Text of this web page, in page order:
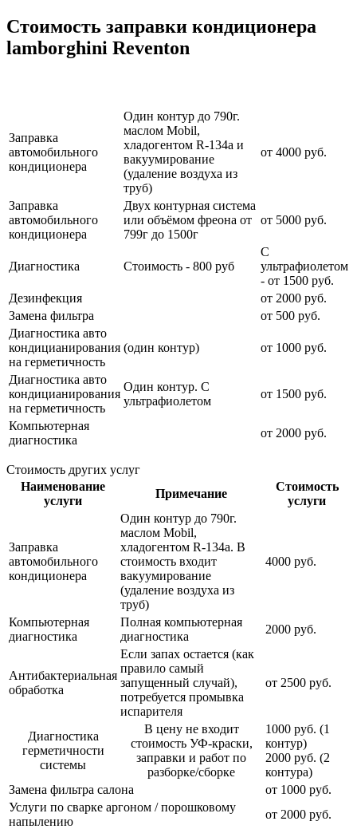
Стоимость заправки кондиционера
lamborghini Reventon
Заправка
автомобильного
кондиционера
Один контур до 790г.
маслом Mobil,
хладогентом R-134a и
вакуумирование
(удаление воздуха из
труб)
от 4000 руб.
Заправка
автомобильного
кондиционера
Двух контурная система
или объёмом фреона от
799г до 1500г
от 5000 руб.
Диагностика Стоимость - 800 руб
С
ультрафиолетом
- от 1500 руб.
Дезинфекция
от 2000 руб.
Замена фильтра
от 500 руб.
Диагностика авто
кондицианирования
на герметичность
(один контур) от 1000 руб.
Диагностика авто
кондицианирования
на герметичность
Один контур. С
ультрафиолетом
от 1500 руб.
Компьютерная
диагностика
от 2000 руб.
Стоимость других услуг
Наименование
услуги
Примечание
Стоимость
услуги
Заправка
автомобильного
кондиционера
Один контур до 790г.
маслом Mobil,
хладогентом R-134a. В
стоимость входит
вакуумирование
(удаление воздуха из
труб)
4000 руб.
Компьютерная
диагностика
Полная компьютерная
диагностика
2000 руб.
Антибактериальная
обработка
Если запах остается (как
правило самый
запущенный случай),
потребуется промывка
испарителя
от 2500 руб.
Диагностика
герметичности
системы
В цену не входит
стоимость УФ-краски,
заправки и работ по
разборке/сборке
1000 руб. (1
контур)
2000 руб. (2
контура)
Замена фильтра салона
от 1000 руб.
Услуги по сварке аргоном / порошковому
напылению
от 2000 руб.